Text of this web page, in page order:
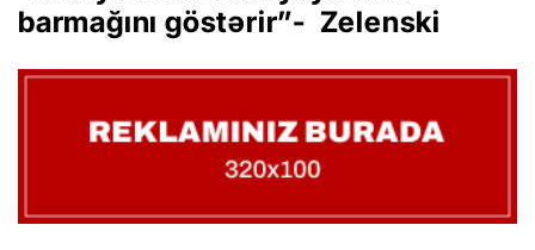
barmağını göstərir”- Zelenski